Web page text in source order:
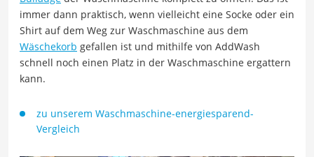
immer dann praktisch, wenn vielleicht eine Socke oder ein
Shirt auf dem Weg zur Waschmaschine aus dem
Wäschekorb gefallen ist und mithilfe von AddWash
schnell noch einen Platz in der Waschmaschine ergattern
kann.
zu unserem Waschmaschine-energiesparend-
Vergleich